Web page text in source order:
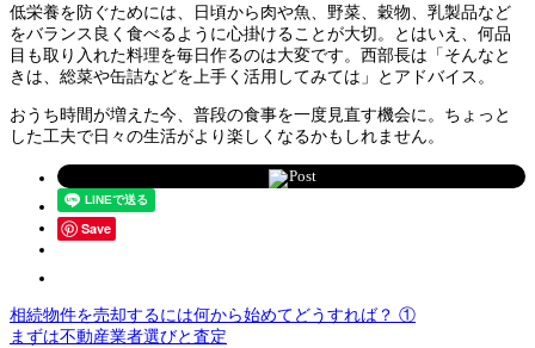
低栄養を防ぐためには、日頃から肉や魚、野菜、穀物、乳製品など
をバランス良く食べるように心掛けることが大切。とはいえ、何品
目も取り入れた料理を毎日作るのは大変です。西部長は「そんなと
きは、総菜や缶詰などを上手く活用してみては」とアドバイス。
おうち時間が増えた今、普段の食事を一度見直す機会に。ちょっと
した工夫で日々の生活がより楽しくなるかもしれません。
Post
Save
相続物件を売却するには何から始めてどうすれば？ ①
まずは不動産業者選びと査定